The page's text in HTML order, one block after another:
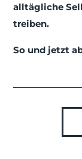
alltägliche
treiben.
So und jetzt